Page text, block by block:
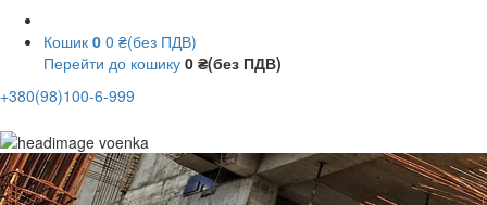
Кошик 0 0 ₴(без ПДВ)
Перейти до кошику 0 ₴(без ПДВ)
+380(98)100-6-999